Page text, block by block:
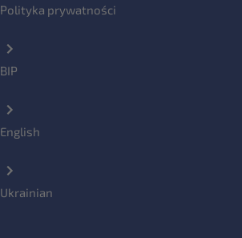
Polityka prywatności
BIP
English
Ukrainian